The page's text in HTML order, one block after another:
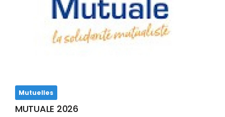
Mutuelles
MUTUALE 2026